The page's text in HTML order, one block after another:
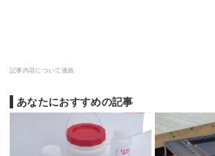
記事内容について連絡
あなたにおすすめの記事